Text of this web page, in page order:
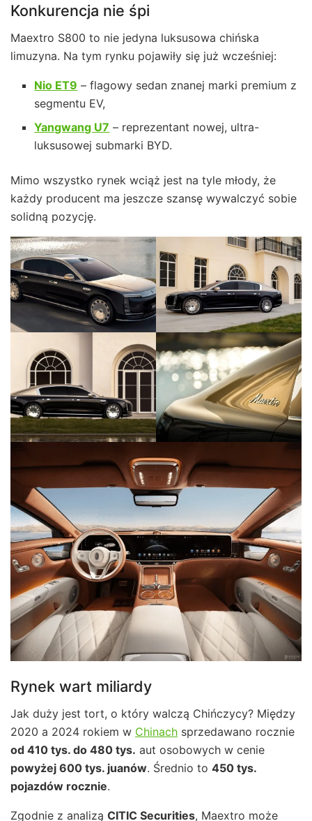
Konkurencja nie śpi
Maextro S800 to nie jedyna luksusowa chińska
limuzyna. Na tym rynku pojawiły się już wcześniej:
Nio ET9 – flagowy sedan znanej marki premium z
segmentu EV,
Yangwang U7 – reprezentant nowej, ultra-
luksusowej submarki BYD.
Mimo wszystko rynek wciąż jest na tyle młody, że
każdy producent ma jeszcze szansę wywalczyć sobie
solidną pozycję.
Rynek wart miliardy
Jak duży jest tort, o który walczą Chińczycy? Między
2020 a 2024 rokiem w Chinach sprzedawano rocznie
od 410 tys. do 480 tys. aut osobowych w cenie
powyżej 600 tys. juanów. Średnio to 450 tys.
pojazdów rocznie.
Zgodnie z analizą CITIC Securities, Maextro może